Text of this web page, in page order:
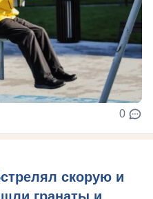
0
скорую и